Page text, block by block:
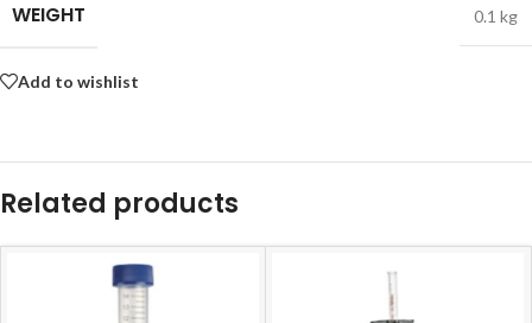
WEIGHT 0.1 kg
Add to wishlist
Related products